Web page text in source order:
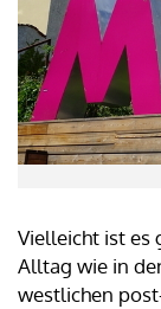
Vielleicht ist es
Alltag wie in
westlichen